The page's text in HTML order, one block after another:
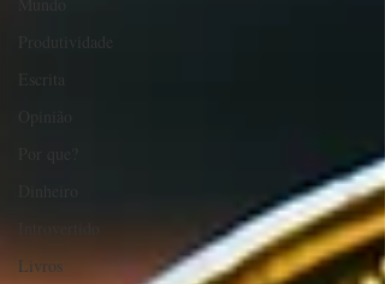
Produtividade
Escrita
Livros